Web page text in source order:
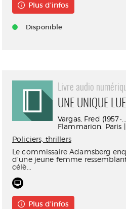
Plus d'infos
Disponible
Livre audio
UNE UNIQUE
Vargas, Fred (1957-
Flammarion. Paris
Policiers, thrillers
Le commissaire Adamsberg
d'une jeune femme
célè...
Plus d'infos